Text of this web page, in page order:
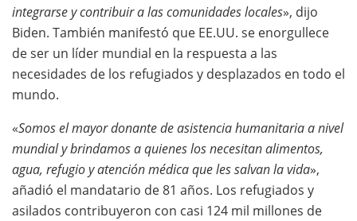
integrarse y contribuir a las comunidades locales», dijo
Biden. También manifestó que EE.UU. se enorgullece
de ser un líder mundial en la respuesta a las
necesidades de los refugiados y desplazados en todo el
mundo.
«Somos el mayor donante de asistencia humanitaria a nivel
mundial y brindamos a quienes los necesitan alimentos,
agua, refugio y atención médica que les salvan la vida»,
añadió el mandatario de 81 años. Los refugiados y
asilados contribuyeron con casi 124 mil millones de